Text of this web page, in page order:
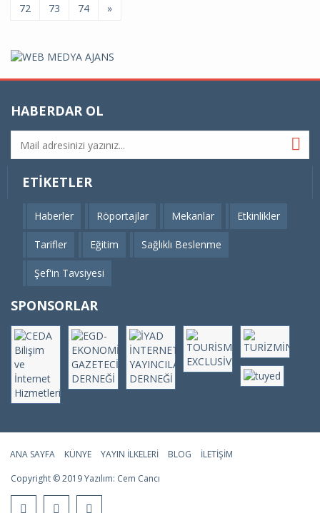
72
73 74 »
HABERDAR OL
ETIKETLER
Haberler Röportajlar Mekanlar Etkinlikler
Tarifler Eğitim Sağlıklı Beslenme
Şef'in Tavsiyesi
SPONSORLAR
ANA SAYFA KÜNYE YAYIN İLKELERI BLOG
İLETIŞIM
Copyright © 2019 Yazılım: Cem Cancı